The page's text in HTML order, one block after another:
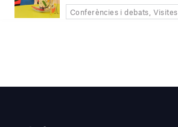
Conferències i debats, Visites